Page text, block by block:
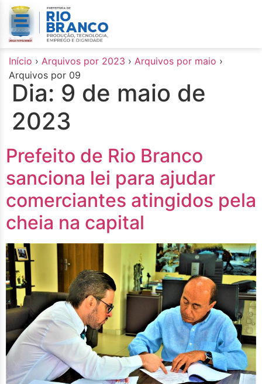
conteúdo
Início › Arquivos por 2023 › Arquivos por maio ›
Arquivos por 09
Dia: 9 de maio de
2023
Prefeito de Rio Branco
sanciona lei para ajudar
comerciantes atingidos pela
cheia na capital